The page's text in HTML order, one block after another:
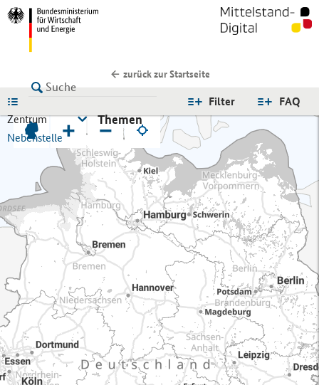
zurück zur Startseite
FAQ
Filter
Zentrum
Nebenstelle
Themen
+ −